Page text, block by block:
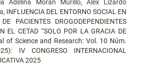
Adelina Morán Murillo, Alex Lizardo
INFLUENCIA DEL ENTORNO SOCIAL EN
PACIENTES DROGODEPENDIENTES
EL CETAD “SOLO POR LA GRACIA DE
of Science and Research: Vol. 10 Núm.
IV CONGRESO INTERNACIONAL
2025